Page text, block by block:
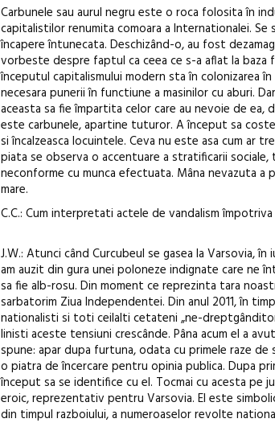
Carbunele sau aurul negru este o roca folosita în
capitalistilor renumita comoara a Internationalei.
încapere întunecata. Deschizând-o, au fost
vorbeste despre faptul ca ceea ce s-a aflat la
începutul capitalismului modern sta în colonizarea
necesara punerii în functiune a masinilor cu aburi.
aceasta sa fie împartita celor care au nevoie de ea,
este carbunele, apartine tuturor. A început sa
si încalzeasca locuintele. Ceva nu este asa cum ar
piata se observa o accentuare a stratificarii
neconforme cu munca efectuata. Mâna nevazuta a
mare.
C.C.: Cum interpretati actele de vandalism
J.W.: Atunci când Curcubeul se gasea la Varsovia,
am auzit din gura unei poloneze indignate care ne
sa fie alb-rosu. Din moment ce reprezinta tara
sarbatorim Ziua Independentei. Din anul 2011, în
nationalisti si toti ceilalti cetateni „ne-
linisti aceste tensiuni crescânde. Pâna acum el a
spune: apar dupa furtuna, odata cu primele raze
o piatra de încercare pentru opinia publica. Dupa
început sa se identifice cu el. Tocmai cu acesta pe
eroic, reprezentativ pentru Varsovia. El este
din timpul razboiului, a numeroaselor revolte